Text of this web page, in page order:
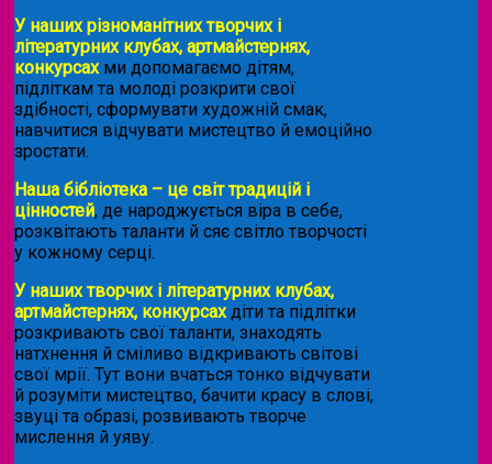
У наших різноманітних творчих і
літературних клубах, артмайстернях,
конкурсахми допомагаємо дітям,
підліткам та молоді розкрити свої
здібності, сформувати художній смак,
навчитися відчувати мистецтво й емоційно
зростати.
Наша бібліотека – це світ традицій і
цінностей, де народжується віра в себе,
розквітають таланти й сяє світло творчості
у кожному серці.
У наших творчих і літературних клубах,
артмайстернях, конкурсахдіти та підлітки
розкривають свої таланти, знаходять
натхнення й сміливо відкривають світові
свої мрії. Тут вони вчаться тонко відчувати
й розуміти мистецтво, бачити красу в слові,
звуці та образі, розвивають творче
мислення й уяву.